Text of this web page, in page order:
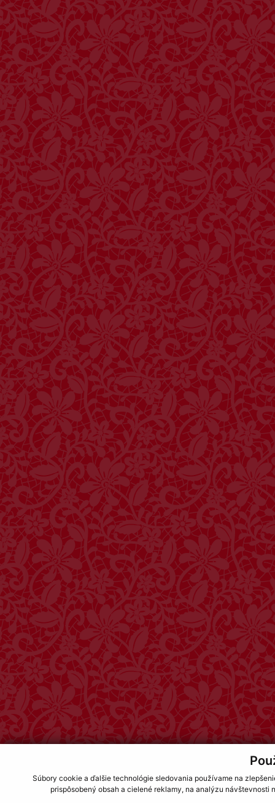
Súbory cookie a ďalšie technológie sledovania používame na
prispôsobený obsah a cielené reklamy, na analýzu